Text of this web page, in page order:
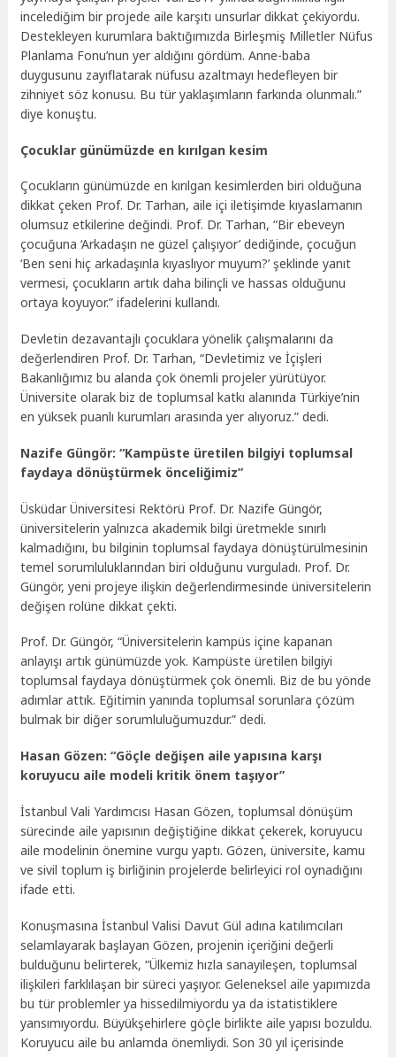
incelediğim bir projede aile karşıtı unsurlar dikkat çekiyordu.
Destekleyen kurumlara baktığımızda Birleşmiş Milletler Nüfus
Planlama Fonu’nun yer aldığını gördüm. Anne-baba
duygusunu zayıflatarak nüfusu azaltmayı hedefleyen bir
zihniyet söz konusu. Bu tür yaklaşımların farkında olunmalı.”
diye konuştu.
Çocuklar günümüzde en kırılgan kesim
Çocukların günümüzde en kırılgan kesimlerden biri olduğuna
dikkat çeken Prof. Dr. Tarhan, aile içi iletişimde kıyaslamanın
olumsuz etkilerine değindi. Prof. Dr. Tarhan, “Bir ebeveyn
çocuğuna ‘Arkadaşın ne güzel çalışıyor’ dediğinde, çocuğun
‘Ben seni hiç arkadaşınla kıyaslıyor muyum?’ şeklinde yanıt
vermesi, çocukların artık daha bilinçli ve hassas olduğunu
ortaya koyuyor.” ifadelerini kullandı.
Devletin dezavantajlı çocuklara yönelik çalışmalarını da
değerlendiren Prof. Dr. Tarhan, “Devletimiz ve İçişleri
Bakanlığımız bu alanda çok önemli projeler yürütüyor.
Üniversite olarak biz de toplumsal katkı alanında Türkiye’nin
en yüksek puanlı kurumları arasında yer alıyoruz.” dedi.
Nazife Güngör: “Kampüste üretilen bilgiyi toplumsal
faydaya dönüştürmek önceliğimiz”
Üsküdar Üniversitesi Rektörü Prof. Dr. Nazife Güngör,
üniversitelerin yalnızca akademik bilgi üretmekle sınırlı
kalmadığını, bu bilginin toplumsal faydaya dönüştürülmesinin
temel sorumluluklarından biri olduğunu vurguladı. Prof. Dr.
Güngör, yeni projeye ilişkin değerlendirmesinde üniversitelerin
değişen rolüne dikkat çekti.
Prof. Dr. Güngör, “Üniversitelerin kampüs içine kapanan
anlayışı artık günümüzde yok. Kampüste üretilen bilgiyi
toplumsal faydaya dönüştürmek çok önemli. Biz de bu yönde
adımlar attık. Eğitimin yanında toplumsal sorunlara çözüm
bulmak bir diğer sorumluluğumuzdur.” dedi.
Hasan Gözen: “Göçle değişen aile yapısına karşı
koruyucu aile modeli kritik önem taşıyor”
İstanbul Vali Yardımcısı Hasan Gözen, toplumsal dönüşüm
sürecinde aile yapısının değiştiğine dikkat çekerek, koruyucu
aile modelinin önemine vurgu yaptı. Gözen, üniversite, kamu
ve sivil toplum iş birliğinin projelerde belirleyici rol oynadığını
ifade etti.
Konuşmasına İstanbul Valisi Davut Gül adına katılımcıları
selamlayarak başlayan Gözen, projenin içeriğini değerli
bulduğunu belirterek, “Ülkemiz hızla sanayileşen, toplumsal
ilişkileri farklılaşan bir süreci yaşıyor. Geleneksel aile yapımızda
bu tür problemler ya hissedilmiyordu ya da istatistiklere
yansımıyordu. Büyükşehirlere göçle birlikte aile yapısı bozuldu.
Koruyucu aile bu anlamda önemliydi. Son 30 yıl içerisinde